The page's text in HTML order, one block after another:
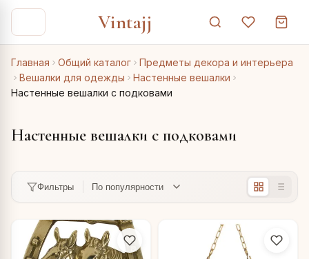
Vintajj
Главная Общий каталог
Предметы декора и интерьера
Вешалки для одежды
Настенные вешалки
Настенные вешалки с подковами
Настенные вешалки с подковами
Фильтры